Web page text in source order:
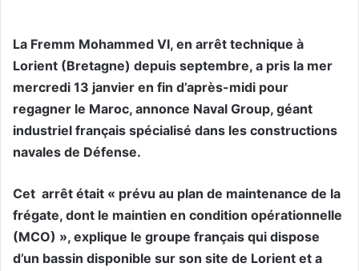
La Fremm Mohammed VI, en arrêt technique à
Lorient (Bretagne) depuis septembre, a pris la mer
mercredi 13 janvier en fin d’après-midi pour
regagner le Maroc, annonce Naval Group, géant
industriel français spécialisé dans les constructions
navales de Défense.
Cet arrêt était « prévu au plan de maintenance de la
frégate, dont le maintien en condition opérationnelle
(MCO) », explique le groupe français qui dispose
d’un bassin disponible sur son site de Lorient et a